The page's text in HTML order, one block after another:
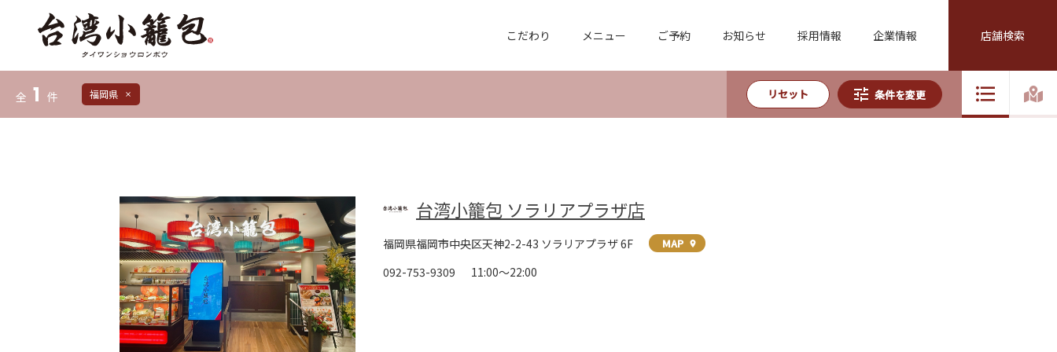
こだわり メニュー ご予約 お知らせ 採用情報 企業情報 店舗検索
全 1 件 福岡県 close リセット 条件を変更
台湾小籠包 ソラリアプラザ店
福岡県福岡市中央区天神2-2-43 ソラリアプラザ 6F MAP location_on
092-753-9309 11:00～22:00